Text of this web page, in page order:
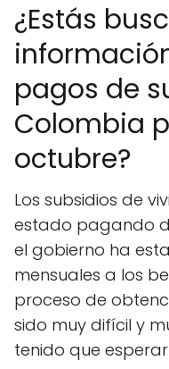
¿Estás
pagos de
Colombia
octubre?
Los subsidios de
estado pagando
el gobierno ha
mensuales a los
proceso de
sido muy difícil y
tenido que